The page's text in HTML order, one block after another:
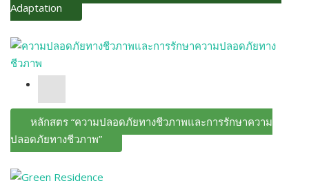
Adaptation
หลักสูตร “ความปลอดภัยทางชีวภาพและการรักษาความ
ปลอดภัยทางชีวภาพ”